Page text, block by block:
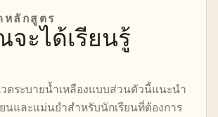
หลักสูตร
ะได้เรียนรู้
ดระบายน้ำเหลืองแบบส่วนตัวนี้แนะนำ
นและแม่นยำสำหรับนักเรียนที่ต้องการ